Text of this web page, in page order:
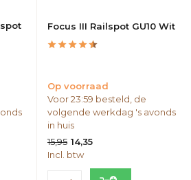
Focus III Railspot GU10 Wit
Op voorraad
Voor 23:59 besteld, de
volgende werkdag 's avonds
in huis
15,95 14,35
Incl. btw